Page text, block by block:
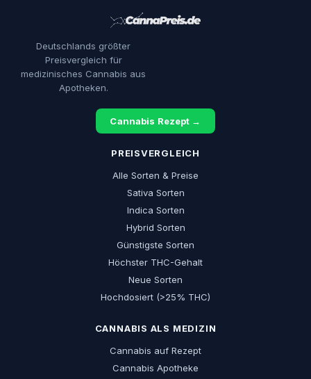
Deutschlands größter
Preisvergleich für
medizinisches Cannabis aus
Apotheken.
Cannabis Rezept →
PREISVERGLEICH
Alle Sorten & Preise
Sativa Sorten
Indica Sorten
Hybrid Sorten
Günstigste Sorten
Höchster THC-Gehalt
Neue Sorten
Hochdosiert (>25% THC)
CANNABIS ALS MEDIZIN
Cannabis auf Rezept
Cannabis Apotheke